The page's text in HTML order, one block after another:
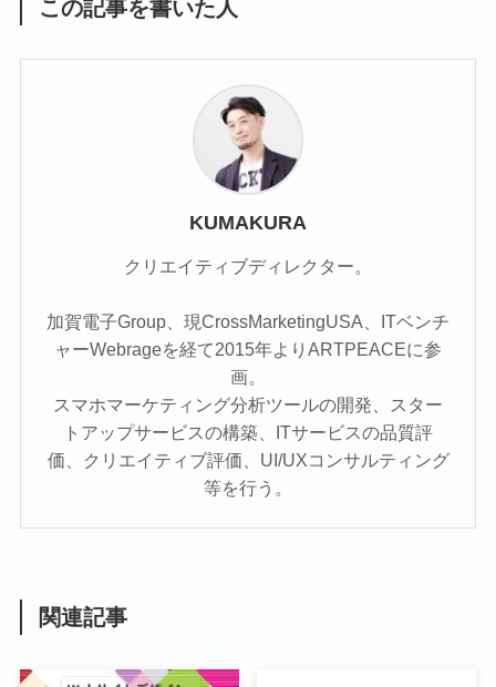
この記事を書いた人
KUMAKURA
クリエイティブディレクター。
加賀電子Group、現CrossMarketingUSA、ITベンチ
ャーWebrageを経て2015年よりARTPEACEに参
画。
スマホマーケティング分析ツールの開発、スター
トアップサービスの構築、ITサービスの品質評
価、クリエイティブ評価、UI/UXコンサルティング
等を行う。
関連記事